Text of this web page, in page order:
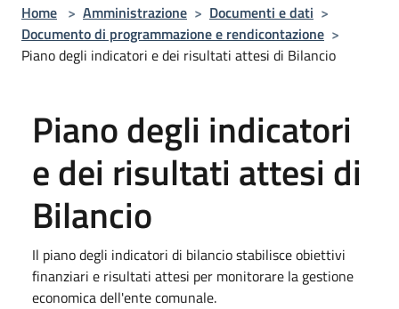
Home > Amministrazione > Documenti e dati >
Documento di programmazione e rendicontazione >
Piano degli indicatori e dei risultati attesi di Bilancio
Piano degli indicatori
e dei risultati attesi di
Bilancio
Il piano degli indicatori di bilancio stabilisce obiettivi
finanziari e risultati attesi per monitorare la gestione
economica dell'ente comunale.